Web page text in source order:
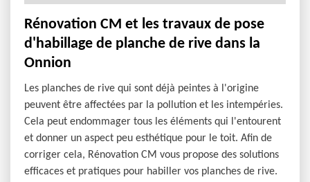
Rénovation CM et les travaux de pose
d'habillage de planche de rive dans la
Onnion
Les planches de rive qui sont déjà peintes à l'origine
peuvent être affectées par la pollution et les intempéries.
Cela peut endommager tous les éléments qui l'entourent
et donner un aspect peu esthétique pour le toit. Afin de
corriger cela, Rénovation CM vous propose des solutions
efficaces et pratiques pour habiller vos planches de rive.